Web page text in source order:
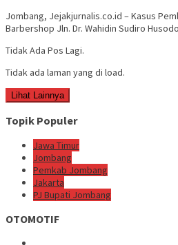
Jombang, Jejakjurnalis.co.id – Kasus
Barbershop Jln. Dr. Wahidin Sudiro
Tidak Ada Pos Lagi.
Tidak ada laman yang di load.
Lihat Lainnya
Topik Populer
Jawa Timur
Jombang
Pemkab Jombang
Jakarta
PJ Bupati Jombang
OTOMOTIF